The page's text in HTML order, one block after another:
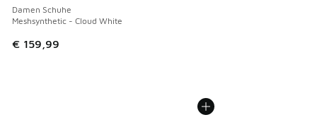
Damen Schuhe
Meshsynthetic - Cloud White
€ 159,99